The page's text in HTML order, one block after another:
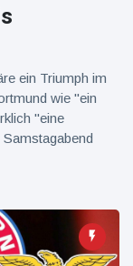
ein Triumph im
wie "ein
"eine